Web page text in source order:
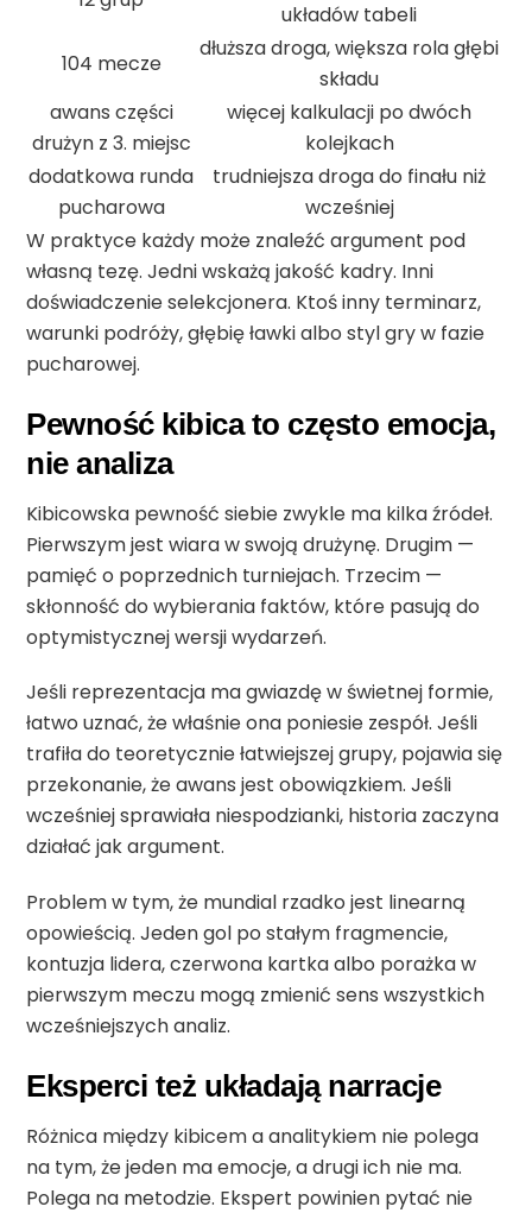
układów tabeli
104 mecze
dłuższa droga, większa rola głębi
składu
awans części
drużyn z 3. miejsc
więcej kalkulacji po dwóch
kolejkach
dodatkowa runda
pucharowa
trudniejsza droga do finału niż
wcześniej
W praktyce każdy może znaleźć argument pod
własną tezę. Jedni wskażą jakość kadry. Inni
doświadczenie selekcjonera. Ktoś inny terminarz,
warunki podróży, głębię ławki albo styl gry w fazie
pucharowej.
Pewność kibica to często emocja,
nie analiza
Kibicowska pewność siebie zwykle ma kilka źródeł.
Pierwszym jest wiara w swoją drużynę. Drugim —
pamięć o poprzednich turniejach. Trzecim —
skłonność do wybierania faktów, które pasują do
optymistycznej wersji wydarzeń.
Jeśli reprezentacja ma gwiazdę w świetnej formie,
łatwo uznać, że właśnie ona poniesie zespół. Jeśli
trafiła do teoretycznie łatwiejszej grupy, pojawia się
przekonanie, że awans jest obowiązkiem. Jeśli
wcześniej sprawiała niespodzianki, historia zaczyna
działać jak argument.
Problem w tym, że mundial rzadko jest linearną
opowieścią. Jeden gol po stałym fragmencie,
kontuzja lidera, czerwona kartka albo porażka w
pierwszym meczu mogą zmienić sens wszystkich
wcześniejszych analiz.
Eksperci też układają narracje
Różnica między kibicem a analitykiem nie polega
na tym, że jeden ma emocje, a drugi ich nie ma.
Polega na metodzie. Ekspert powinien pytać nie